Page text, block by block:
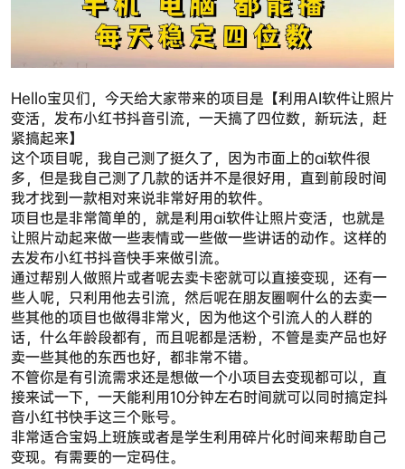
Hello宝贝们，今天给大家带来的项目是【利用AI软件让照片
变活，发布小红书抖音引流，一天搞了四位数，新玩法，赶
紧搞起来】
这个项目呢，我自己测了挺久了，因为市面上的ai软件很
多，但是我自己测了几款的话并不是很好用，直到前段时间
我才找到一款相对来说非常好用的软件。
项目也是非常简单的，就是利用ai软件让照片变活，也就是
让照片动起来做一些表情或一些做一些讲话的动作。这样的
去发布小红书抖音快手来做引流。
通过帮别人做照片或者呢去卖卡密就可以直接变现，还有一
些人呢，只利用他去引流，然后呢在朋友圈啊什么的去卖一
些其他的项目也做得非常火，因为他这个引流人的人群的
话，什么年龄段都有，而且呢都是活粉，不管是卖产品也好
卖一些其他的东西也好，都非常不错。
不管你是有引流需求还是想做一个小项目去变现都可以，直
接来试一下，一天能利用10分钟左右时间就可以同时搞定抖
音小红书快手这三个账号。
非常适合宝妈上班族或者是学生利用碎片化时间来帮助自己
变现。有需要的一定码住。